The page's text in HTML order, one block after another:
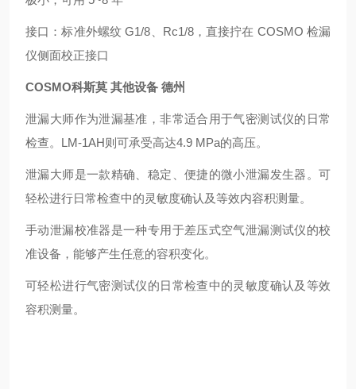
接口：标准外螺纹 G1/8、Rc1/8，直接拧在 COSMO 检漏
仪侧面校正接口
COSMO科斯莫 其他设备 德州
泄漏大师作为泄漏基准，非常适合用于气密测试仪的日常
检查。LM-1AH则可承受高达4.9 MPa的高压。
泄漏大师是一款精确、稳定、便捷的微小泄漏发生器。可
轻松进行日常检查中的灵敏度确认及等效内容积测量。
手动泄漏校准器是一种专用于差压式空气泄漏测试仪的校
准设备，能够产生任意的容积变化。
可轻松进行气密测试仪的日常检查中的灵敏度确认及等效
容积测量。